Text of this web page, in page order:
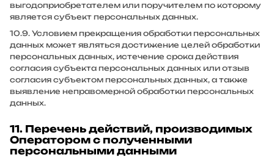
выгодоприобретателем или поручителем по которому
является субъект персональных данных.
10.9. Условием прекращения обработки персональных
данных может являться достижение целей обработки
персональных данных, истечение срока действия
согласия субъекта персональных данных или отзыв
согласия субъектом персональных данных, а также
выявление неправомерной обработки персональных
данных.
11. Перечень действий, производимых
Оператором с полученными
персональными данными